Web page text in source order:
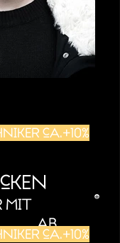
ca.+10%
ab
ca.+10%